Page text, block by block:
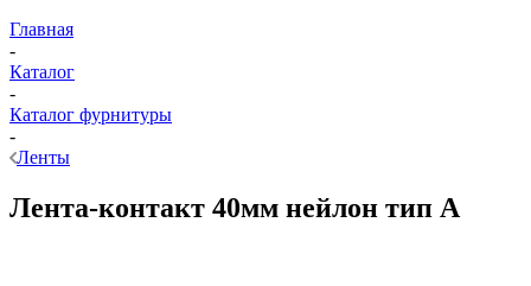
Главная
-
Каталог
-
Каталог фурнитуры
-
Ленты
Лента-контакт 40мм нейлон тип А